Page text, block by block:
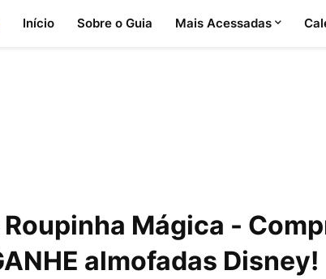
Início Sobre o Guia Mais Acessadas
Mágica -
almofadas Disney!